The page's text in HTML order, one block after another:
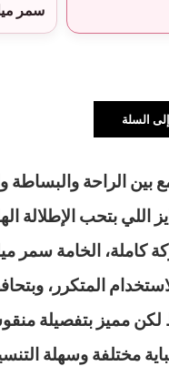
سمر
السلة
بين الراحة والبساطة
بتحب الإطلالة
كاملة، الخامة سمر
المتكرر،
مميز بتفصيلة
مختلفة وسهلة